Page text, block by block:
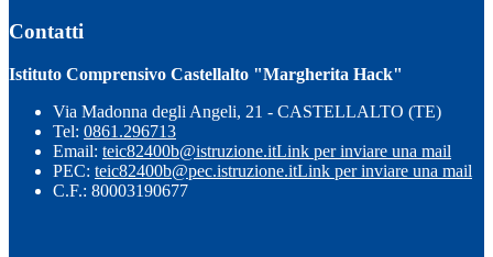
Contatti
Istituto Comprensivo Castellalto "Margherita Hack"
Via Madonna degli Angeli, 21 - CASTELLALTO (TE)
Tel: 0861.296713
Email: teic82400b@istruzione.itLink per inviare una mail
PEC: teic82400b@pec.istruzione.itLink per inviare una mail
C.F.: 80003190677